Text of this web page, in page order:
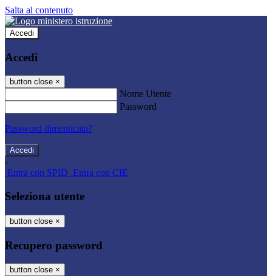
Salta al contenuto
Accedi
Accedi
button close ×
Nome Utente
Password
Password dimenticata?
-
Entra con SPID Entra con CIE
Seleziona utente
button close ×
Recupero password
button close ×